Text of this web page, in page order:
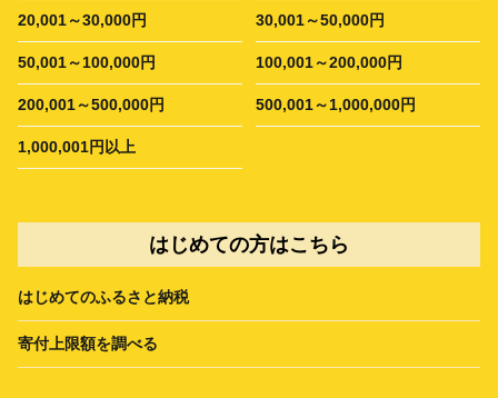
20,001～30,000円 30,001～50,000円
50,001～100,000円 100,001～200,000円
200,001～500,000円 500,001～1,000,000円
1,000,001円以上
はじめての方はこちら
はじめてのふるさと納税
寄付上限額を調べる